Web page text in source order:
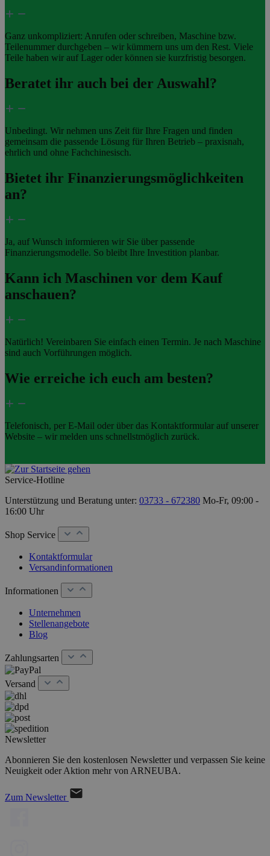
Ganz unkompliziert: Anrufen oder schreiben, Maschine bzw.
Teilenummer durchgeben – wir kümmern uns um den Rest. Viele
Teile haben wir auf Lager oder können sie kurzfristig besorgen.
Beratet ihr auch bei der Auswahl?
Unbedingt. Wir nehmen uns Zeit für Ihre Fragen und finden
gemeinsam die passende Lösung für Ihren Betrieb – praxisnah,
ehrlich und ohne Fachchinesisch.
Bietet ihr Finanzierungsmöglichkeiten
an?
Ja, auf Wunsch informieren wir Sie über passende
Finanzierungsmodelle. So bleibt Ihre Investition planbar.
Kann ich Maschinen vor dem Kauf
anschauen?
Natürlich! Vereinbaren Sie einfach einen Termin. Je nach Maschine
sind auch Vorführungen möglich.
Wie erreiche ich euch am besten?
Telefonisch, per E-Mail oder über das Kontaktformular auf unserer
Website – wir melden uns schnellstmöglich zurück.
Service-Hotline
Unterstützung und Beratung unter: 03733 - 672380 Mo-Fr, 09:00 -
16:00 Uhr
Shop Service
Kontaktformular
Versandinformationen
Informationen
Unternehmen
Stellenangebote
Blog
Zahlungsarten
Versand
Newsletter
Abonnieren Sie den kostenlosen Newsletter und verpassen Sie keine
Neuigkeit oder Aktion mehr von ARNEUBA.
Zum Newsletter